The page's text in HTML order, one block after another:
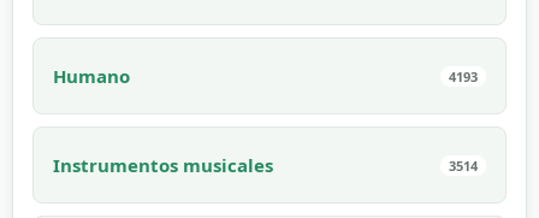
Humano 4193
Instrumentos musicales 3514